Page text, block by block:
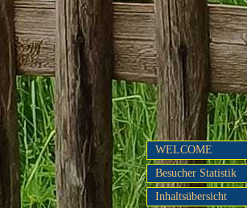
WELCOME
Besucher Statistik
Inhaltsübersicht